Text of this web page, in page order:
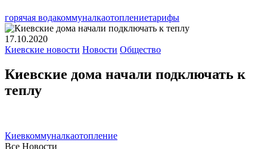
горячая водакоммуналкаотоплениетарифы
17.10.2020
Киевские новости Новости Общество
Киевские дома начали подключать к
теплу
Киевкоммуналкаотопление
Все Новости